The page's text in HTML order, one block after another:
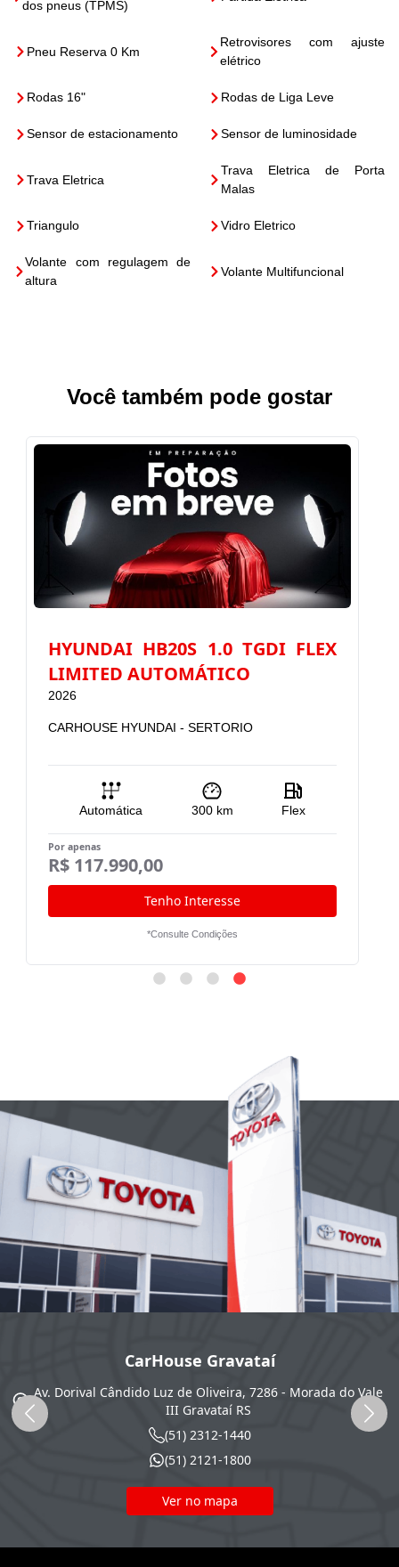
dos pneus (TPMS)
Pneu Reserva 0 Km
Retrovisores com ajuste
elétrico
Rodas 16" Rodas de Liga Leve
Sensor de estacionamento Sensor de luminosidade
Trava Eletrica
Trava Eletrica de Porta
Malas
Triangulo Vidro Eletrico
Volante com regulagem de
altura
Volante Multifuncional
Você também pode gostar
HYUNDAI HB20S 1.0 TGDI FLEX
LIMITED AUTOMÁTICO
2026
CARHOUSE HYUNDAI - SERTORIO
Automática 300km Flex
Por apenas
R$ 117.990,00
Tenho Interesse
*Consulte Condições
CarHouse Gravataí
Av. Dorival Cândido Luz de Oliveira, 7286 - Morada do Vale
III Gravataí RS
(51) 2312-1440
(51) 2121-1800
Ver no mapa